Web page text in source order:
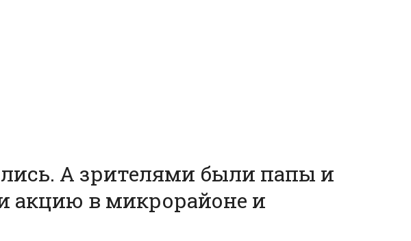
А зрителями были папы и
акцию в микрорайоне и